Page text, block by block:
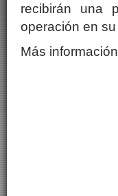
recibirán una
operación en
Más